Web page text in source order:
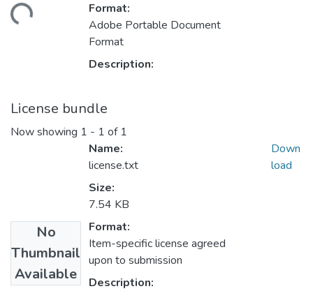
Format:
Adobe Portable Document
Format
Description:
License bundle
Now showing 1 - 1 of 1
No
Thumbnail
Available
Name:
license.txt
Size:
7.54 KB
Format:
Item-specific license agreed
upon to submission
Description:
Down
load